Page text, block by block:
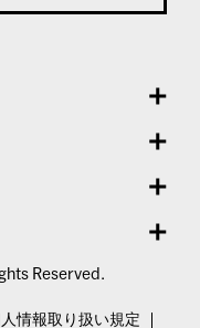
Reserved.
情報取り扱い規定